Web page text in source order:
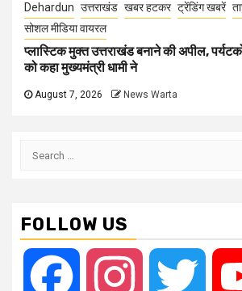
Dehardun उत्तराखंड खबर हटकर ट्रेंडिंग खबरें
सोशल मीडिया वायरल
प्लास्टिक मुक्त उत्तराखंड बनाने की अपील,
को कहा मुख्यमंत्री धामी ने
August 7, 2026 News Warta
Search
FOLLOW US
Facebook Instagram